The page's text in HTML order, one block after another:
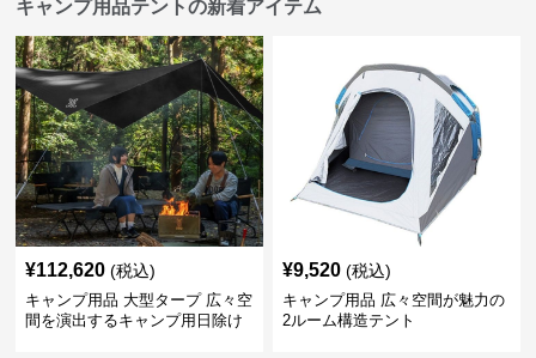
キャンプ用品テントの新着アイテム
¥112,620 (税込)
キャンプ用品 大型タープ 広々空
間を演出するキャンプ用日除け
¥9,520 (税込)
キャンプ用品 広々空間が魅力の
2ルーム構造テント